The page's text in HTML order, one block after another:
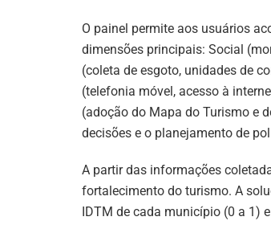
O painel permite aos usuários
dimensões principais: Social
(coleta de esgoto, unidades de
(telefonia móvel, acesso à
(adoção do Mapa do Turismo e
decisões e o planejamento de
A partir das informações
fortalecimento do turismo. A
IDTM de cada município (0 a 1)